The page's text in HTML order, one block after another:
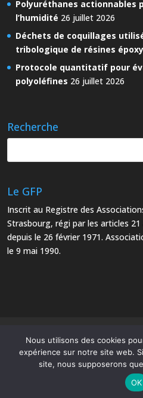
Polyuréthanes actionnables
l’humidité 26 juillet 2026
Déchets de coquillages
tribologique de résines époxy
Protocole quantitatif pour
polyoléfines 26 juillet 2026
Recherche
Le GFP
Inscrit au Registre des
Strasbourg, régi par les articles 21
depuis le 26 février 1971.
le 9 mai 1990.
Le Groupe Français d’Études et
Nous utilisons des cookies
expérience sur notre site web.
site, nous supposerons
OK